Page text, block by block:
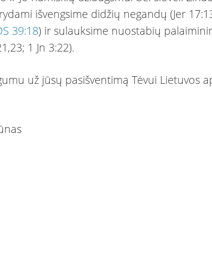
išvengsime didžių negandų (Jer
39:18) ir sulauksime nuostabių
1 Jn 3:22).
už jūsų pasišventimą Tėvui Lietuvos